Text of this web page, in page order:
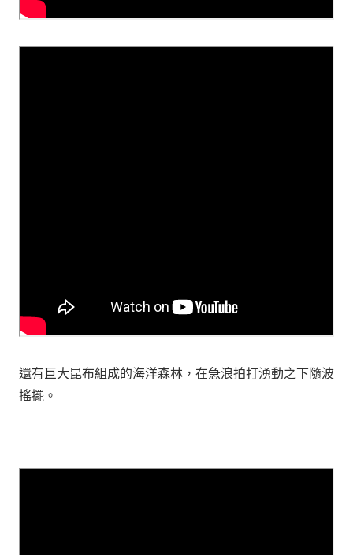
還有巨大昆布組成的海洋森林，在急浪拍打湧動之下隨波
搖擺。